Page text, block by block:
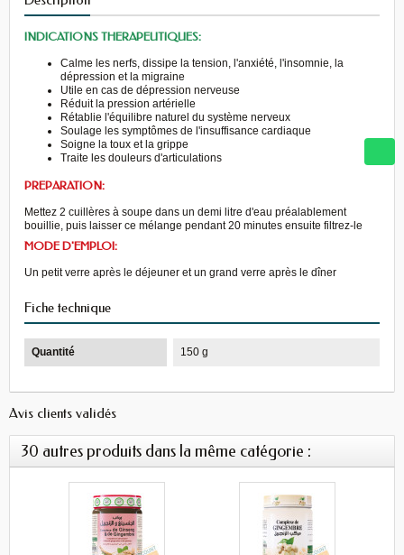
INDICATIONS THERAPEUTIQUES:
Calme les nerfs, dissipe la tension, l'anxiété, l'insomnie, la
dépression et la migraine
Utile en cas de dépression nerveuse
Réduit la pression artérielle
Rétablie l'équilibre naturel du système nerveux
Soulage les symptômes de l'insuffisance cardiaque
Soigne la toux et la grippe
Traite les douleurs d'articulations
PREPARATION:
Mettez 2 cuillères à soupe dans un demi litre d'eau préalablement
bouillie, puis laisser ce mélange pendant 20 minutes ensuite filtrez-le
MODE D'EMPLOI:
Un petit verre après le déjeuner et un grand verre après le dîner
Fiche technique
Quantité 150 g
Avis clients validés
30 autres produits dans la même catégorie :